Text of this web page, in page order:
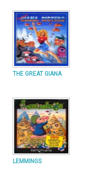
THE GREAT GIANA
LEMMINGS